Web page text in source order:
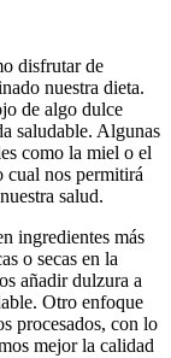
disfrutar de
nuestra dieta.
de algo dulce
saludable. Algunas
como la miel o el
cual nos permitirá
salud.
ingredientes más
o secas en la
añadir dulzura a
Otro enfoque
procesados, con lo
mejor la calidad